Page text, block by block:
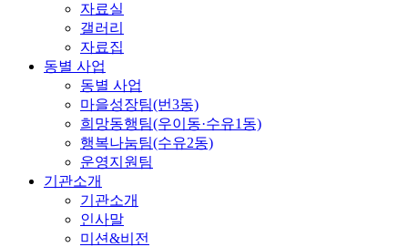
자료실
갤러리
자료집
동별 사업
동별 사업
마을성장팀(번3동)
희망동행팀(우이동·수유1동)
행복나눔팀(수유2동)
운영지원팀
기관소개
기관소개
인사말
미션&비전